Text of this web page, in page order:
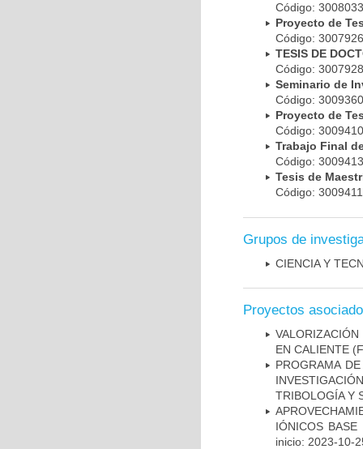
Código:
Proyecto de
Código:
TESIS DE
Código:
Seminario de
Código:
Proyecto de
Código:
Trabajo Final
Código:
Tesis de
Código:
Grupos de
CIENCIA Y
Proyectos
VALORIZACIÓN
EN CALIENTE
PROGRAMA
TRIBOLOGÍA Y
IÓNICOS BASE
inicio: 2023-10-